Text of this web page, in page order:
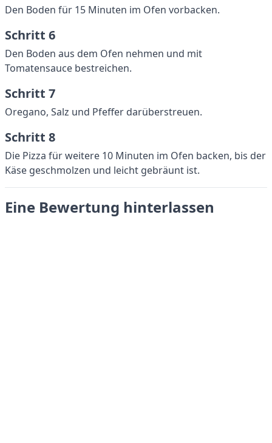
Den Boden für 15 Minuten im Ofen vorbacken.
Schritt 6
Den Boden aus dem Ofen nehmen und mit
Tomatensauce bestreichen.
Schritt 7
Oregano, Salz und Pfeffer darüberstreuen.
Schritt 8
Die Pizza für weitere 10 Minuten im Ofen backen, bis der
Käse geschmolzen und leicht gebräunt ist.
Eine Bewertung hinterlassen